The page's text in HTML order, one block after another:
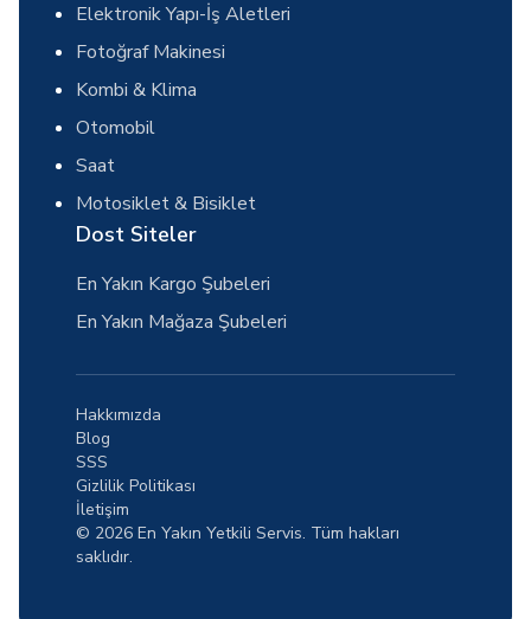
Elektronik Yapı-İş Aletleri
Fotoğraf Makinesi
Kombi & Klima
Otomobil
Saat
Motosiklet & Bisiklet
Dost Siteler
En Yakın Kargo Şubeleri
En Yakın Mağaza Şubeleri
© 2026 En Yakın Yetkili Servis. Tüm hakları
saklıdır.
Hakkımızda
Blog
SSS
Gizlilik Politikası
İletişim